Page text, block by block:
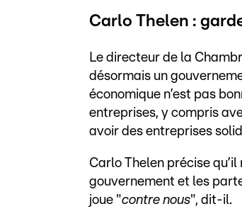
Carlo Thelen :
Le directeur de la
désormais un
économique n’est pas
entreprises, y compris
avoir des entreprises
Carlo Thelen précise
gouvernement et les
joue "contre nous", dit-il.